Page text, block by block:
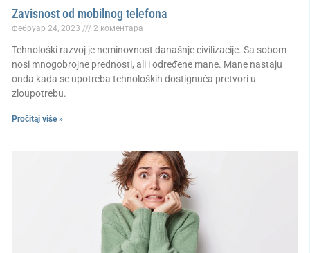
Zavisnost od mobilnog telefona
фебруар 24, 2023 2 коментара
Tehnološki razvoj je neminovnost današnje civilizacije. Sa sobom
nosi mnogobrojne prednosti, ali i određene mane. Mane nastaju
onda kada se upotreba tehnoloških dostignuća pretvori u
zloupotrebu.
Pročitaj više »